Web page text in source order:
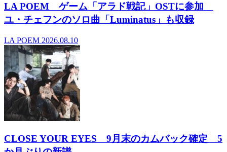
LA POEM ゲーム「アラド戦記」OSTに参加
ユ・チェフンのソロ曲「Luminatus」も収録
LA POEM 2026.08.10
CLOSE YOUR EYES 9月末のカムバック確定 5